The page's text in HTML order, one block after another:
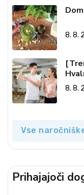
8. 8.
8. 8.
Vse
Prihajajoči